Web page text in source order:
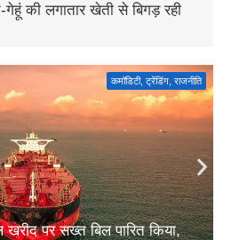
स्तर पर, फसल विविधीकरण की नीति
कमॉडिटी, ट्रेंडिंग राजनीति
पर सख्त बिल पारित किया,